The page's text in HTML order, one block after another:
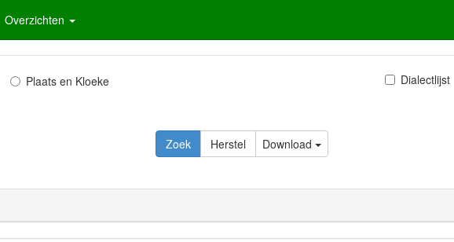
Overzichten
Plaats en Kloeke Dialectlijst
Download